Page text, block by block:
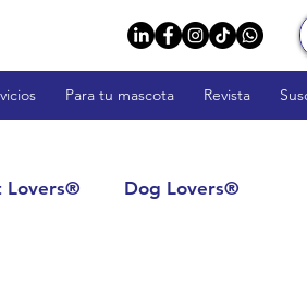
Para tu mascota Revista
Lovers® Dog Lovers®